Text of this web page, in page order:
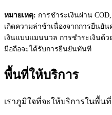
หมายเหตุ: การชำระเงินผ่าน
เกิดความล่าช้าเนื่องจากการยืนยั
เงินแบบแมนนวล การชำระเงินด้
มือถือจะได้รับการยืนยันทันที
พื้นที่ให้บริการ
เราภูมิใจที่จะให้บริการในพื้น